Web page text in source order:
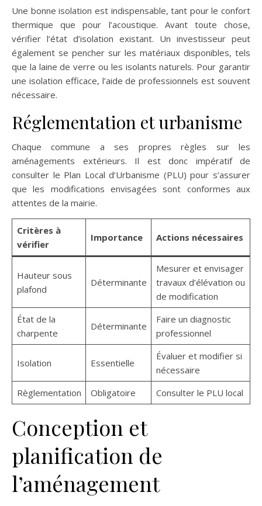
Une bonne isolation est indispensable, tant pour le confort
thermique que pour l’acoustique. Avant toute chose,
vérifier l’état d’isolation existant. Un investisseur peut
également se pencher sur les matériaux disponibles, tels
que la laine de verre ou les isolants naturels. Pour garantir
une isolation efficace, l’aide de professionnels est souvent
nécessaire.
Réglementation et urbanisme
Chaque commune a ses propres règles sur les
aménagements extérieurs. Il est donc impératif de
consulter le Plan Local d’Urbanisme (PLU) pour s’assurer
que les modifications envisagées sont conformes aux
attentes de la mairie.
Critères à
vérifier
Importance Actions nécessaires
Hauteur sous
plafond
Déterminante
Mesurer et envisager
travaux d’élévation ou
de modification
État de la
charpente
Déterminante
Faire un diagnostic
professionnel
Isolation Essentielle
Évaluer et modifier si
nécessaire
Règlementation
Obligatoire Consulter le PLU local
Conception et
planification de
l’aménagement